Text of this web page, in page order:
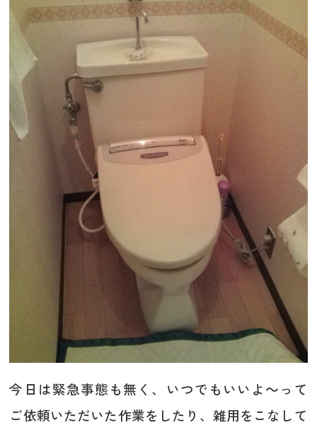
今日は緊急事態も無く、いつでもいいよ～って
ご依頼いただいた作業をしたり、雑用をこなして